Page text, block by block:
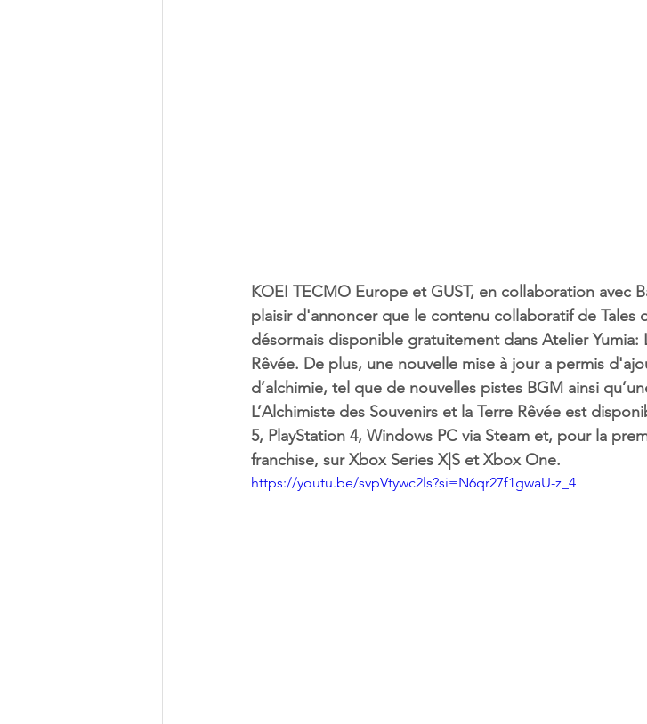
KOEI TECMO Europe et GUST, en collaboration avec
plaisir d'annoncer que le contenu collaboratif de Tales
désormais disponible gratuitement dans Atelier Yumia:
Rêvée. De plus, une nouvelle mise à jour a permis
d’alchimie, tel que de nouvelles pistes BGM ainsi
L’Alchimiste des Souvenirs et la Terre Rêvée est
5, PlayStation 4, Windows PC via Steam et, pour la
franchise, sur Xbox Series X|S et Xbox One.
https://youtu.be/svpVtywc2ls?si=N6qr27f1gwaU-z_4